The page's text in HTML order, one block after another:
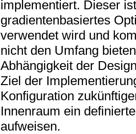
implementiert. Dieser
gradientenbasiertes
verwendet wird und
nicht den Umfang
Abhängigkeit der
Ziel der
Konfiguration
Innenraum ein
aufweisen.